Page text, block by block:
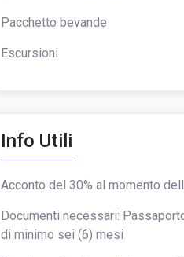
Pacchetto bevande
Escursioni
Info Utili
Acconto del 30% al momento
Documenti necessari:
di minimo sei (6) mesi